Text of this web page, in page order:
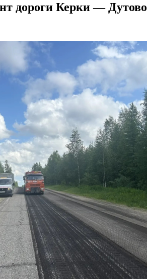
дороги Керки — Дутово